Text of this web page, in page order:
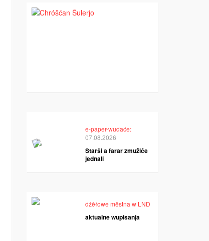
e-paper-wudaće:
07.08.2026
Starši a farar zmužiće
jednali
dźěłowe městna w LND
aktualne wupisanja